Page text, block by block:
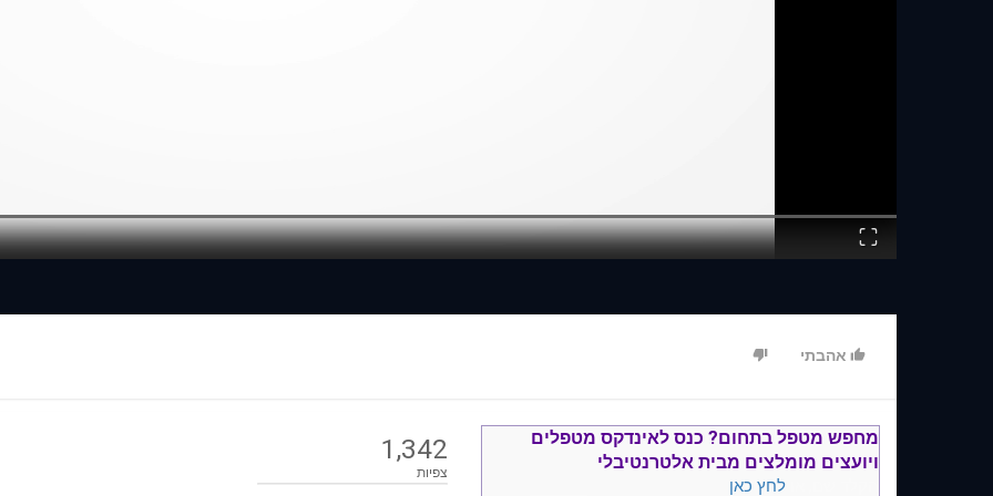
אהבתי
1,342
צפיות
מחפש מטפל בתחום? כנס לאינדקס מטפלים
ויועצים מומלצים מבית אלטרנטיבלי
לחץ כאן